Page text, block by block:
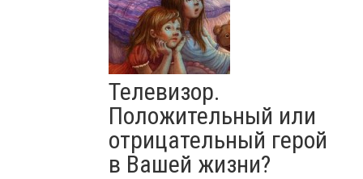
Телевизор.
Положительный или
отрицательный герой
в Вашей жизни?